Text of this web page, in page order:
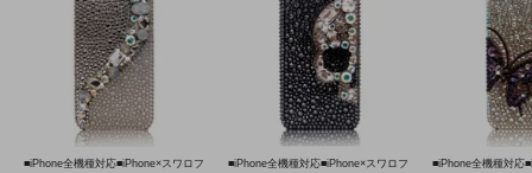
■iPhone全機種対応■iPhone×スワロフ
■iPhone全機種対応■iPhone×スワロフ
■iPhone全機種対応